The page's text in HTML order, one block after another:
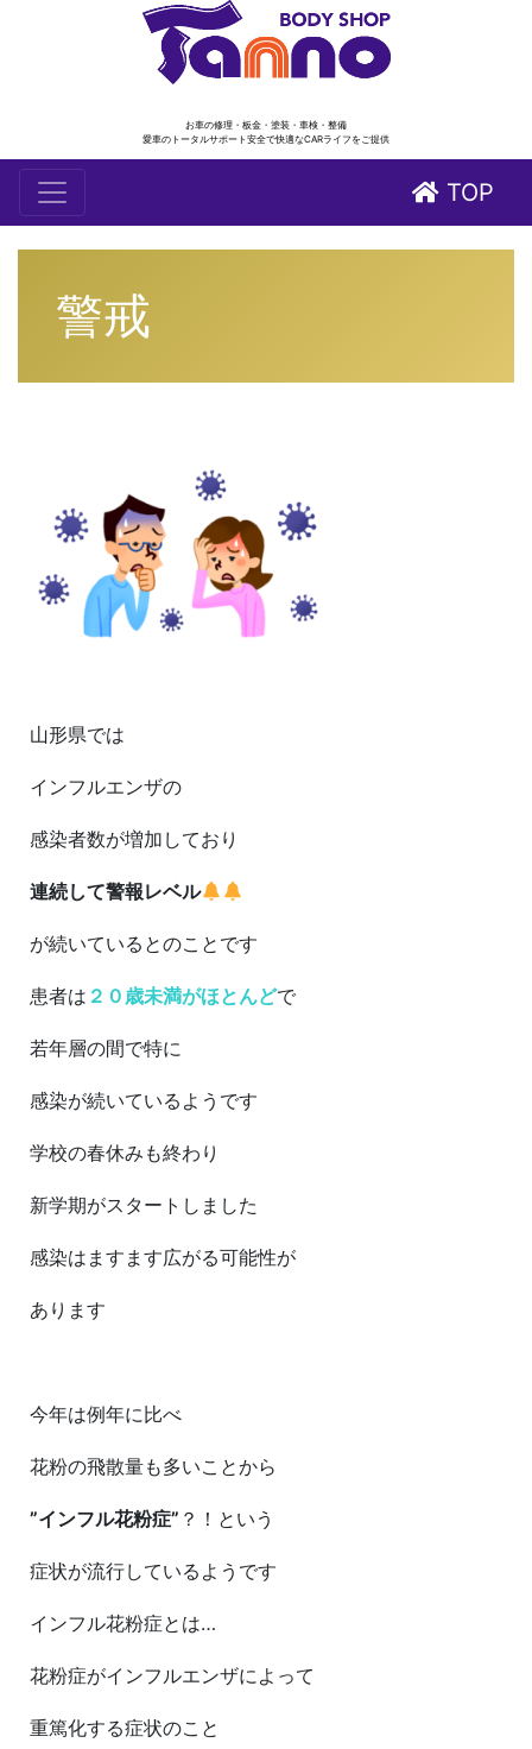
お車の修理・板金・塗装・車検・整備
愛車のトータルサポート安全で快適なCARライフをご提供
TOP
警戒
山形県では
インフルエンザの
感染者数が増加しており
連続して警報レベル
が続いているとのことです
患者は ２０歳未満がほとんどで
若年層の間で特に
感染が続いているようです
学校の春休みも終わり
新学期がスタートしました
感染はますます広がる可能性が
あります
今年は例年に比べ
花粉の飛散量も多いことから
”インフル花粉症” ？！という
症状が流行しているようです
インフル花粉症とは…
花粉症がインフルエンザによって
重篤化する症状のこと